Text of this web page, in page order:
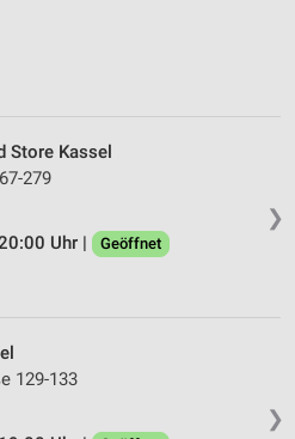
❯
Store Kassel
279
Uhr |
Geöffnet
❯
129-133